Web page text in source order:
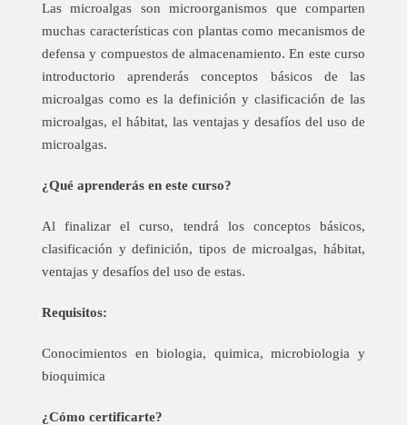
Las microalgas son microorganismos que comparten
muchas características con plantas como mecanismos de
defensa y compuestos de almacenamiento.En este curso
introductorio aprenderás conceptos básicos de las
microalgas como es la definición y clasificación de las
microalgas, el hábitat, las ventajas y desafíos del uso de
microalgas.
¿Qué aprenderás en este curso?
Al finalizar el curso, tendrá los conceptos básicos,
clasificación y definición, tipos de microalgas, hábitat,
ventajas y desafíos del uso de estas.
Requisitos:
Conocimientos en biologia, quimica, microbiologia y
bioquimica
¿Cómo certificarte?